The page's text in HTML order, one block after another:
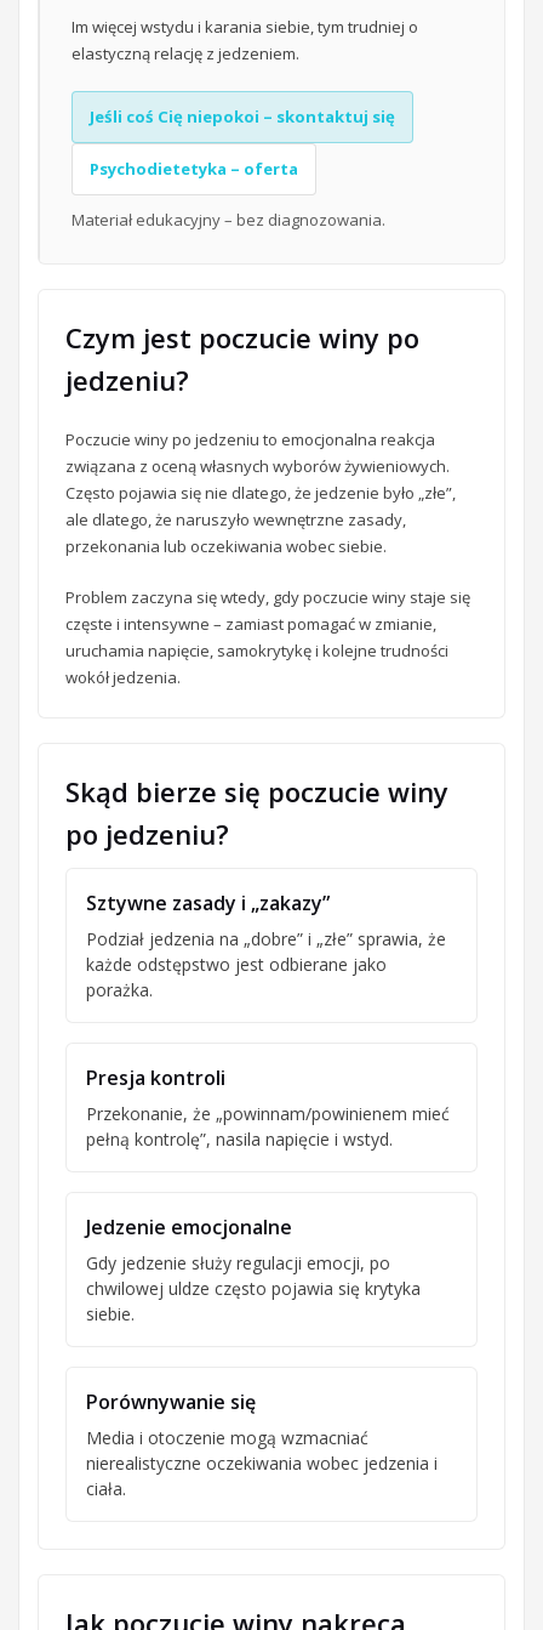
Im więcej wstydu i karania siebie, tym trudniej o
elastyczną relację z jedzeniem.
Jeśli coś Cię niepokoi – skontaktuj się
Psychodietetyka – oferta
Materiał edukacyjny – bez diagnozowania.
Czym jest poczucie winy po
jedzeniu?
Poczucie winy po jedzeniu to emocjonalna reakcja
związana z oceną własnych wyborów żywieniowych.
Często pojawia się nie dlatego, że jedzenie było „złe”,
ale dlatego, że naruszyło wewnętrzne zasady,
przekonania lub oczekiwania wobec siebie.
Problem zaczyna się wtedy, gdy poczucie winy staje się
częste i intensywne – zamiast pomagać w zmianie,
uruchamia napięcie, samokrytykę i kolejne trudności
wokół jedzenia.
Skąd bierze się poczucie winy
po jedzeniu?
Sztywne zasady i „zakazy”
Podział jedzenia na „dobre” i „złe” sprawia, że
każde odstępstwo jest odbierane jako
porażka.
Presja kontroli
Przekonanie, że „powinnam/powinienem mieć
pełną kontrolę”, nasila napięcie i wstyd.
Jedzenie emocjonalne
Gdy jedzenie służy regulacji emocji, po
chwilowej uldze często pojawia się krytyka
siebie.
Porównywanie się
Media i otoczenie mogą wzmacniać
nierealistyczne oczekiwania wobec jedzenia i
ciała.
Jak poczucie winy nakręca